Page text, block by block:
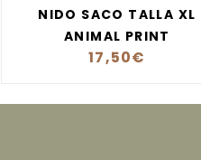
NIDO SACO TALLA XL
ANIMAL PRINT
17,50€